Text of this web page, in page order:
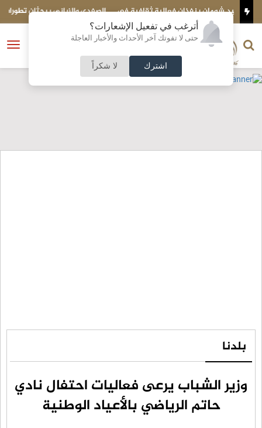
أترغب في تفعيل الإشعارات؟
حتى لا تفوتك آخر الأحداث والأخبار العاجلة
اشترك لا شكراً
في الصفدي والزياني يبحثان تطورات الأوضاع الإقليمية وسبل إنهاء التصعيد
فتح
الناشر و رئيس التحرير
النسخة الكاملة
بلدنا
وزير الشباب يرعى فعاليات احتفال نادي
حاتم الرياضي بالأعياد الوطنية